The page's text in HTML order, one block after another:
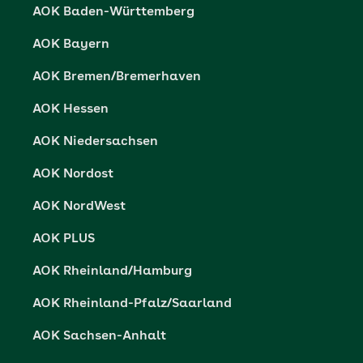
Presse- und Politikportal
Vertriebspartner-Service
AOK Baden-Württemberg
AOK Bayern
AOK Bremen/Bremerhaven
AOK Hessen
AOK Niedersachsen
AOK Nordost
AOK NordWest
AOK PLUS
AOK Rheinland/Hamburg
AOK Rheinland-Pfalz/Saarland
AOK Sachsen-Anhalt